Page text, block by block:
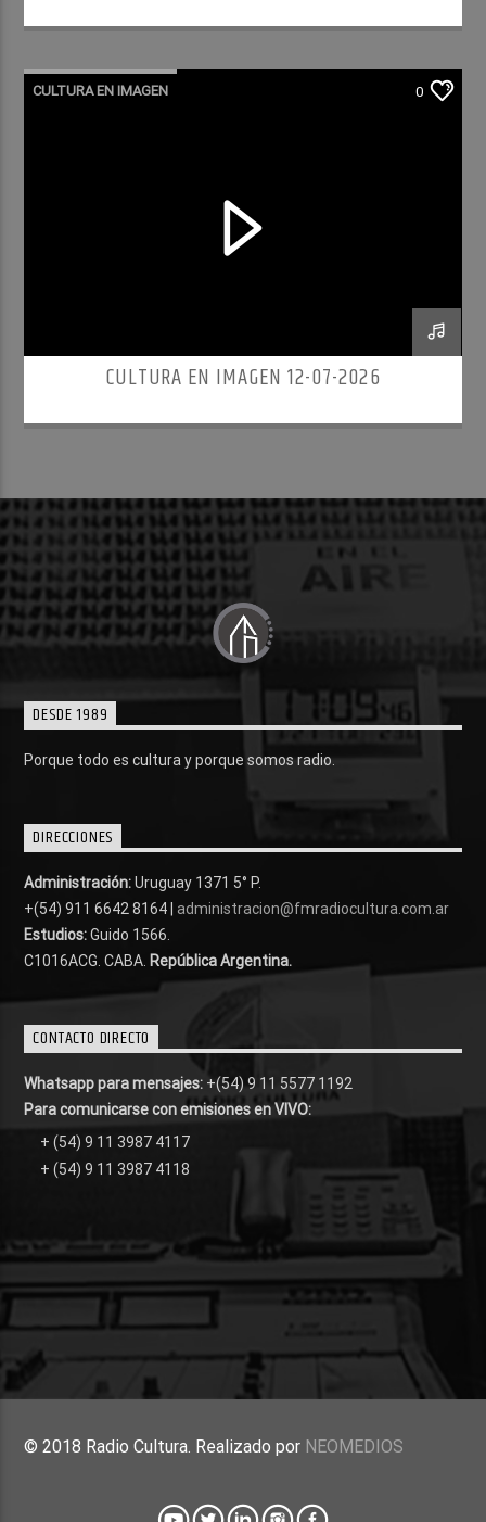
CULTURA EN IMAGEN 0
CULTURA EN IMAGEN 12-07-2026
DESDE 1989
Porque todo es cultura y porque somos radio.
DIRECCIONES
Administración:Uruguay 1371 5° P.
+(54) 911 6642 8164 | administracion@fmradiocultura.com.ar
Estudios:Guido 1566.
C1016ACG . CABA. República Argentina.
CONTACTO DIRECTO
Whatsapp para mensajes: +(54) 9 11 5577 1192
Para comunicarse con emisiones en VIVO:
+ (54) 9 11 3987 4117
+ (54) 9 11 3987 4118
© 2018 Radio Cultura. Realizado por NEOMEDIOS